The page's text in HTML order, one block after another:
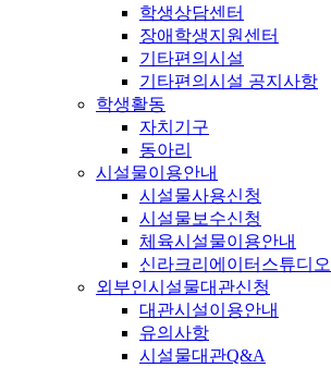
학생상담센터
장애학생지원센터
기타편의시설
기타편의시설 공지사항
학생활동
자치기구
동아리
시설물이용안내
시설물사용신청
시설물보수신청
체육시설물이용안내
신라크리에이터스튜디오
외부인시설물대관신청
대관시설이용안내
유의사항
시설물대관Q&A